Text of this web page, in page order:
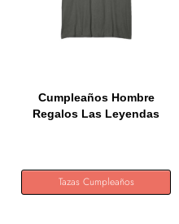
Cumpleaños Hombre
Regalos Las Leyendas
Tazas Cumpleaños